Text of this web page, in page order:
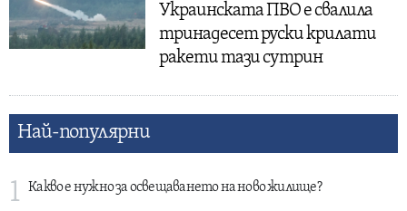
Украинската ПВО е свалила
тринадесет руски крилати
ракети тази сутрин
Най-популярни
1 Какво е нужно за освещаването на ново жилище?